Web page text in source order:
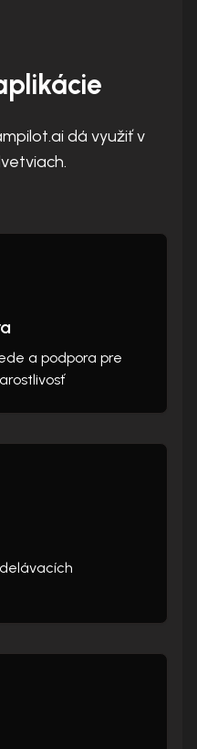
dá využiť v
a podpora pre